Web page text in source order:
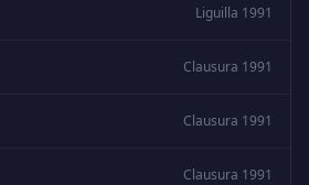
Liguilla 1991
Clausura 1991
Clausura 1991
Clausura 1991